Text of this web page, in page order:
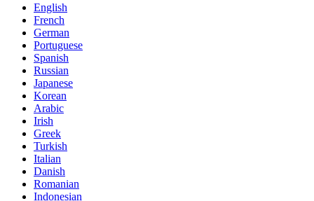
English
French
German
Portuguese
Spanish
Russian
Japanese
Korean
Arabic
Irish
Greek
Turkish
Italian
Danish
Romanian
Indonesian